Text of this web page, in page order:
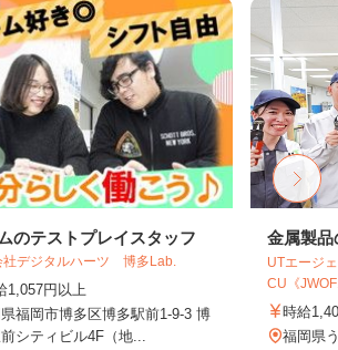
のテストプレイスタッフ
社デジタルハーツ 博多Lab.
1,057円以上
福岡市博多区博多駅前1-9-3 博
シティビル4F（地...
金属製品
UTエージ
CU《
時給
福岡県